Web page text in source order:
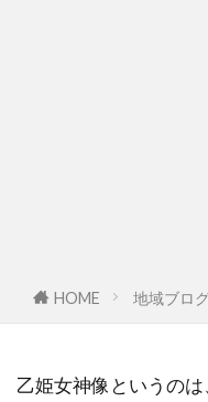
HOME 地域ブロ
乙姫女神像というの